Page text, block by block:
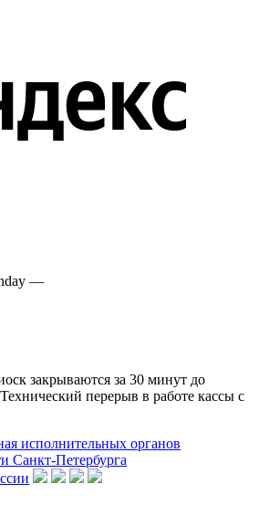
—
закрываются за 30 минут до
перерыв в работе кассы с